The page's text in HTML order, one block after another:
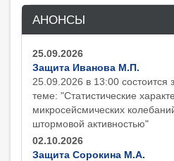
АНОНСЫ
25.09.2026
Защита Иванова М.П.
25.09.2026 в 13:00 состоится
теме: "Статистические
микросейсмических
штормовой активностью"
02.10.2026
Защита Сорокина М.А.